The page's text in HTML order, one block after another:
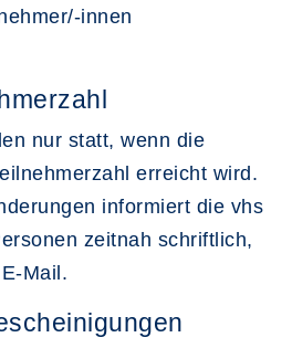
innen
nur statt, wenn die
erreicht wird.
informiert die vhs
zeitnah schriftlich,
Mail.